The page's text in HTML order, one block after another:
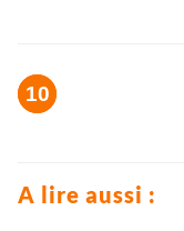
A lire aussi :